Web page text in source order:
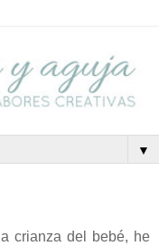
▼
crianza del bebé, he